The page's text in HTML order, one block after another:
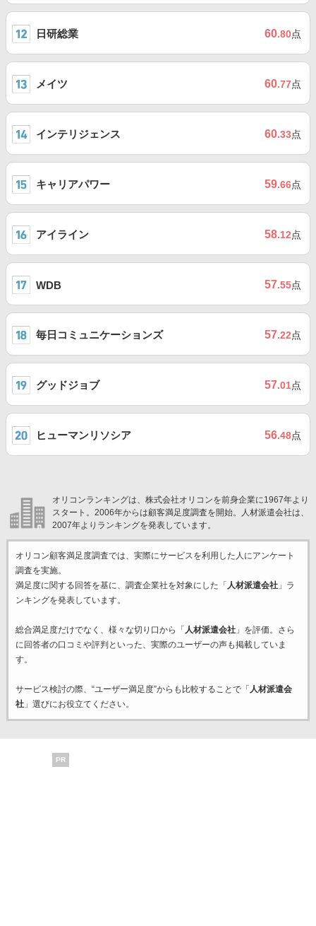
日研総業 60.80点
メイツ 60.77点
インテリジェンス 60.33点
キャリアパワー 59.66点
アイライン 58.12点
WDB 57.55点
毎日コミュニケーションズ 57.22点
グッドジョブ 57.01点
ヒューマンリソシア 56.48点
オリコンランキングは、株式会社オリコンを前身企業に1967年より
スタート。2006年からは顧客満足度調査を開始。人材派遣会社は、
2007年よりランキングを発表しています。
オリコン顧客満足度調査では、実際にサービスを利用した 人にアンケート
調査を実施。
満足度に関する回答を基に、調査企業社を対象にした「 人材派遣会社」ラ
ンキングを発表しています。
総合満足度だけでなく、様々な切り口から「 人材派遣会社」を評価。さら
に回答者の口コミや評判といった、実際のユーザーの声も掲載していま
す。
サービス検討の際、“ユーザー満足度”からも比較することで「 人材派遣会
社」選びにお役立てください。
PR